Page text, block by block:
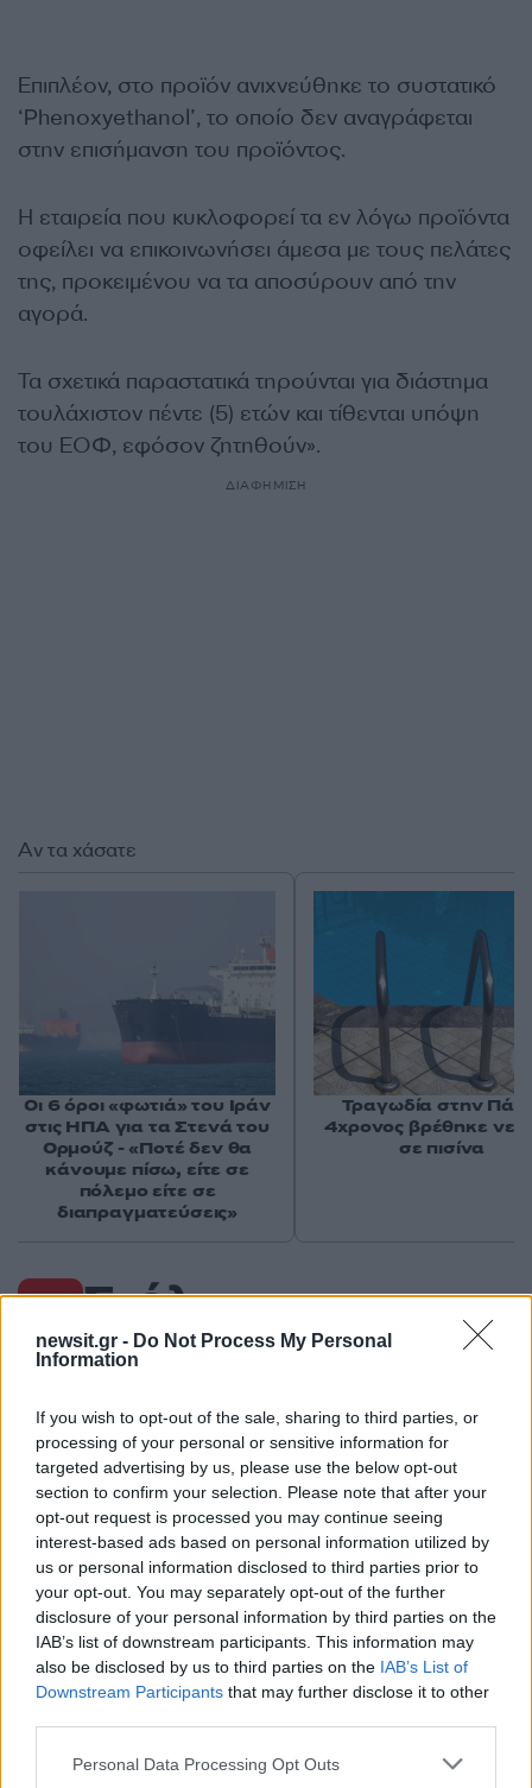
newsit.gr - Do Not Process My Personal
Information
If you wish to opt-out of the sale, sharing to third parties, or
processing of your personal or sensitive information for
targeted advertising by us, please use the below opt-out
section to confirm your selection. Please note that after your
opt-out request is processed you may continue seeing
interest-based ads based on personal information utilized by
us or personal information disclosed to third parties prior to
your opt-out. You may separately opt-out of the further
disclosure of your personal information by third parties on the
IAB’s list of downstream participants. This information may
also be disclosed by us to third parties on the IAB’s List of
Downstream Participants that may further disclose it to other
Please note that this website/app uses one or more Google
Personal Data Processing Opt Outs
Επιπλέον, στο προϊόν ανιχνεύθηκε το συστατικό
‘Phenoxyethanol’, το οποίο δεν αναγράφεται
στην επισήμανση του προϊόντος.
Η εταιρεία που κυκλοφορεί τα εν λόγω προϊόντα
οφείλει να επικοινωνήσει άμεσα με τους πελάτες
της, προκειμένου να τα αποσύρουν από την
αγορά.
Τα σχετικά παραστατικά τηρούνται για διάστημα
τουλάχιστον πέντε (5) ετών και τίθενται υπόψη
του ΕΟΦ, εφόσον ζητηθούν».
ΔΙΑΦΗΜΙΣΗ
Σχόλια
Σχολίασε εδώ
50 /50
2000 /2000
Υποβολή σχολίου
Πολιτική Απορρήτου&Όροι Χρήσηςτης Google.
Αν τα χάσατε
Οι 6 όροι «φωτιά» του Ιράν
στις ΗΠΑ για τα Στενά του
Ορμούζ - «Ποτέ δεν θα
κάνουμε πίσω, είτε σε
πόλεμο είτε σε
διαπραγματεύσεις»
Τραγωδία στην
4χρονος βρέθηκε
σε πισίνα